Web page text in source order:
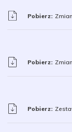
Pobierz:
Pobierz:
Pobierz: